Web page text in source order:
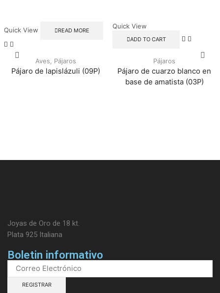
Quick View READ MORE
Aves Pájaros
Pájaro de lapislázuli (09P)
Quick View
ADD TO CART
Pájaros
Pájaro de cuarzo blanco en
base de amatista (03P)
Joyas de Oro de 18 kt.
Plata 925 Italiana
Boletin informativo